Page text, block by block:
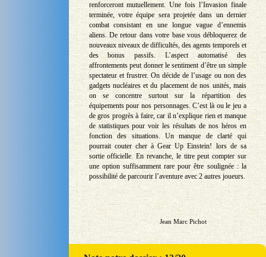
renforceront mutuellement. Une fois l’Invasion finale
terminée, votre équipe sera projetée dans un dernier
combat consistant en une longue vague d’ennemis
aliens. De retour dans votre base vous débloquerez de
nouveaux niveaux de difficultés, des agents temporels et
des bonus passifs. L’aspect automatisé des
affrontements peut donner le sentiment d’être un simple
spectateur et frustrer. On décide de l’usage ou non des
gadgets nucléaires et du placement de nos unités, mais
on se concentre surtout sur la répartition des
équipements pour nos personnages. C’est là ou le jeu a
de gros progrès à faire, car il n’explique rien et manque
de statistiques pour voir les résultats de nos héros en
fonction des situations. Un manque de clarté qui
pourrait couter cher à Gear Up Einstein! lors de sa
sortie officielle. En revanche, le titre peut compter sur
une option suffisamment rare pour être soulignée : la
possibilité de parcourir l’aventure avec 2 autres joueurs.
Jean Marc Pichot